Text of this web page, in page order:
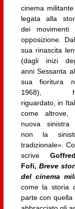
cinema
legata alla
dei movimenti
opposizione.
sua rinascita
(dagli inizi
anni Sessanta
sua fioritura
1968),
riguardato, in
come altrove,
nuova sinistra
non la
tradizionale».
scrive
Fofi, Breve
del cinema
come la storia
parte con quella